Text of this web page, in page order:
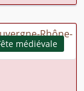
médiévale